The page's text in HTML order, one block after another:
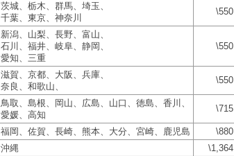
茨城、栃木、群馬、埼玉、
千葉、東京、神奈川
\550
新潟、山梨、長野、富山、
石川、福井、岐阜、静岡、
愛知、三重
\550
滋賀、京都、大阪、兵庫、
奈良、和歌山、
\550
鳥取、島根、岡山、広島、山口、徳島、香川、
愛媛、高知
\715
福岡、佐賀、長崎、熊本、大分、宮崎、鹿児島
\880
沖縄
\1,364